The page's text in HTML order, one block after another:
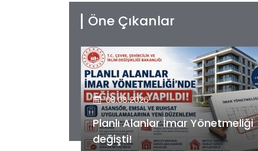
Öne Çıkanlar
08.08.2026
Kiler GYO’dan Pendik Dolayoba
projesiyle ilgili önemli adım!